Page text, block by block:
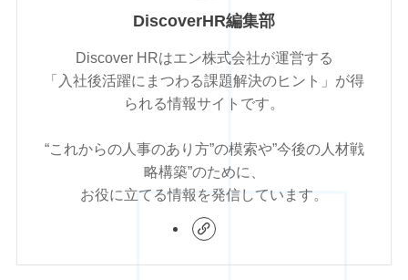
DiscoverHR編集部
Discover HRはエン株式会社が運営する
「入社後活躍にまつわる課題解決のヒント」が得
られる情報サイトです。
“これからの人事のあり方”の模索や”今後の人材戦
略構築”のために、
お役に立てる情報を発信しています。